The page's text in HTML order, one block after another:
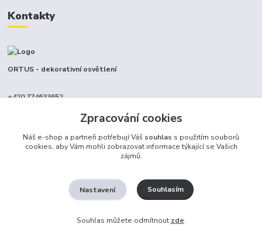
Kontakty
ORTUS - dekorativní osvětlení
+420 774633652
Vytvořeno na
Eshop-rychle.cz
Zpracování cookies
Náš e-shop a partneři potřebují Váš souhlas s použitím souborů
cookies, aby Vám mohli zobrazovat informace týkající se Vašich
zájmů.
Nastavení Souhlasím
Souhlas můžete odmítnout zde.